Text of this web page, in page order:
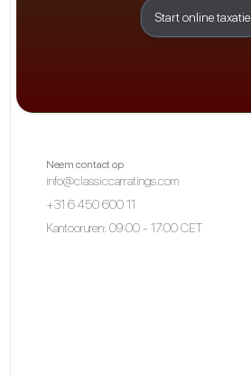
Start online taxatie
Neem contact op
info@classiccarratings.com
+31 6 450 600 11
Kantooruren: 09:00 - 17:00 CET